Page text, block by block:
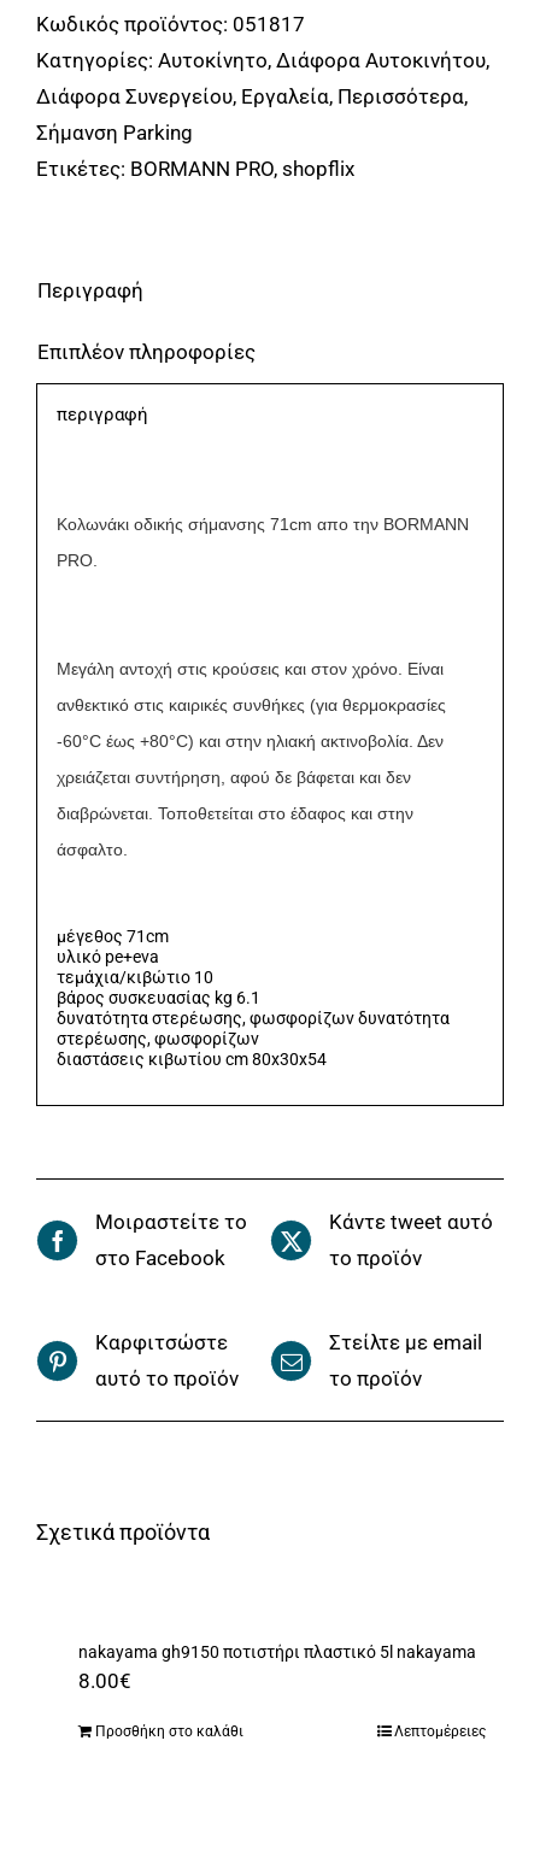
Κολωνάκι
Οδικής
Σήμανσης
Pe+Eva,
71cm
Κωδικός προϊόντος: 051817
Κατηγορίες: Αυτοκίνητο, Διάφορα Αυτοκινήτου,
Διάφορα Συνεργείου, Εργαλεία, Περισσότερα,
Σήμανση Parking
Ετικέτες: BORMANN PRO, shopflix
Περιγραφή
Επιπλέον πληροφορίες
περιγραφή
Κολωνάκι οδικής σήμανσης 71cm απο την ΒΟRMANN
PRO.
Mεγάλη αντοχή στις κρούσεις και στον χρόνο. Είναι
ανθεκτικό στις καιρικές συνθήκες (για θερμοκρασίες
-60°C έως +80°C) και στην ηλιακή ακτινοβολία. Δεν
χρειάζεται συντήρηση, αφού δε βάφεται και δεν
διαβρώνεται. Τοποθετείται στο έδαφος και στην
άσφαλτο.
μέγεθος 71cm
υλικό pe+eva
τεμάχια/κιβώτιο 10
βάρος συσκευασίας kg 6.1
δυνατότητα στερέωσης, φωσφορίζων δυνατότητα
στερέωσης, φωσφορίζων
διαστάσεις κιβωτίου cm 80x30x54
Μοιραστείτε το
στο Facebook
Κάντε tweet αυτό
το προϊόν
Καρφιτσώστε
αυτό το προϊόν
Στείλτε με email
το προϊόν
Σχετικά προϊόντα
nakayama gh9150 ποτιστήρι πλαστικό 5l nakayama
8.00€
Προσθήκη στο καλάθι Λεπτομέρειες